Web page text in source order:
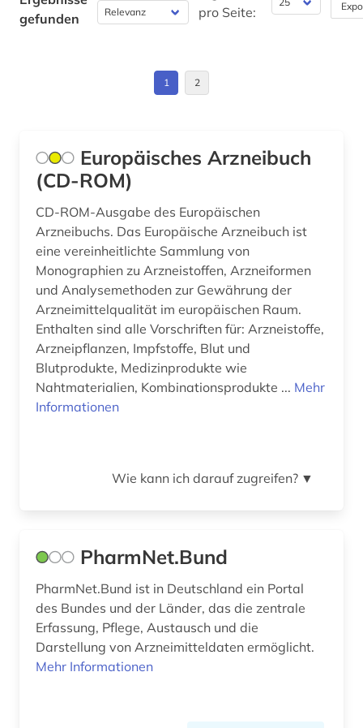
gefunden
pro Seite:
1 2
Europäisches Arzneibuch
(CD-ROM)
CD-ROM-Ausgabe des Europäischen
Arzneibuchs. Das Europäische Arzneibuch ist
eine vereinheitlichte Sammlung von
Monographien zu Arzneistoffen, Arzneiformen
und Analysemethoden zur Gewährung der
Arzneimittelqualität im europäischen Raum.
Enthalten sind alle Vorschriften für: Arzneistoffe,
Arzneipflanzen, Impfstoffe, Blut und
Blutprodukte, Medizinprodukte wie
Nahtmaterialien, Kombinationsprodukte ... Mehr
Informationen
Wie kann ich darauf zugreifen? ▼
PharmNet.Bund
PharmNet.Bund ist in Deutschland ein Portal
des Bundes und der Länder, das die zentrale
Erfassung, Pflege, Austausch und die
Darstellung von Arzneimitteldaten ermöglicht.
Mehr Informationen